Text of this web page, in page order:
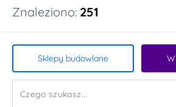
Znaleziono: 251
Sklepy budowlane